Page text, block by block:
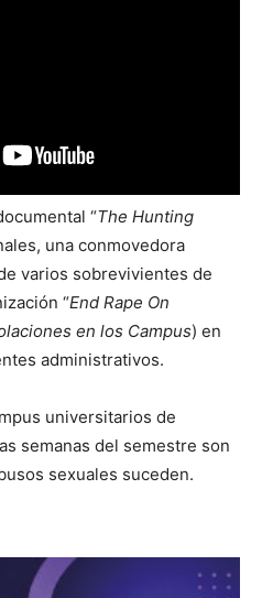
“The Hunting
una conmovedora
varios sobrevivientes de
“End Rape On
en los Campus) en
administrativos.
universitarios de
semanas del semestre son
sexuales suceden.